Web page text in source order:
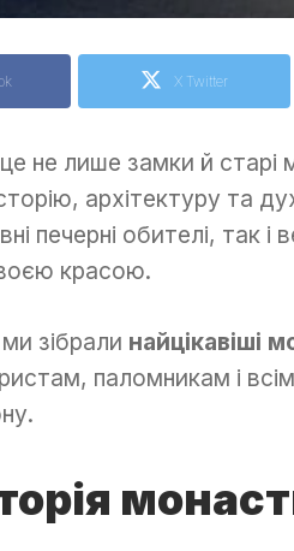
X Twitter
не лише замки й старі
архітектуру та
печерні обителі, так
красою.
ми зібрали найцікавіші
паломникам і